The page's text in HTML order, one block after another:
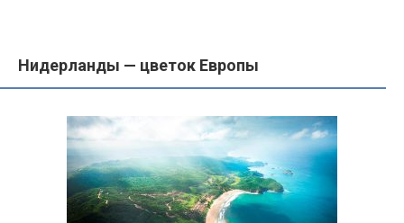
Нидерланды — цветок Европы